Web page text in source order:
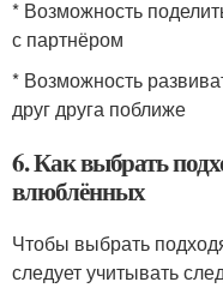
* Возможность
с партнёром
* Возможность
друг друга поближе
6. Как выбрать
влюблённых
Чтобы выбрать
следует учитывать